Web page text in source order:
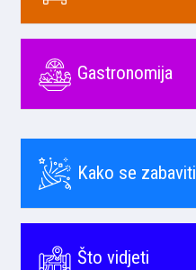
Gastronomija
Kako se zabaviti
Što vidjeti